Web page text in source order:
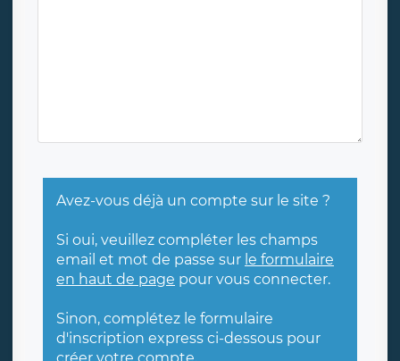
Avez-vous déjà un compte sur le site ?
Si oui, veuillez compléter les champs
email et mot de passe sur le formulaire
en haut de page pour vous connecter.
Sinon, complétez le formulaire
d'inscription express ci-dessous pour